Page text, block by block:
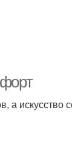
а искусство